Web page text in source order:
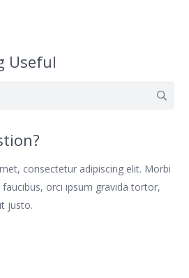
Useful
consectetur adipiscing elit. Morbi
orci ipsum gravida tortor,
justo.